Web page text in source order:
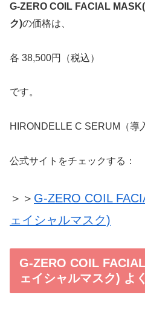
G-ZERO COIL FACIAL
ク)の価格は、
各 38,500円（税込）
です。
HIRONDELLE C SERUM（導
公式サイトをチェックする：
＞＞ G-ZERO COIL
ェイシャルマスク)
G-ZERO COIL
ェイシャルマスク) よ